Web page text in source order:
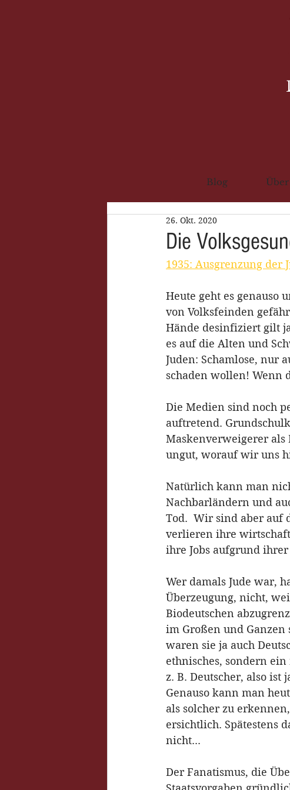
Blog Über
Die
26. Okt. 2020
1935: Ausgrenzung der
Heute geht es genauso
von Volksfeinden
Hände desinfiziert gilt
es auf die Alten und
Juden: Schamlose, nur
schaden wollen! Wenn
Die Medien sind noch
auftretend.
Maskenverweigerer als
ungut, worauf wir uns
Natürlich kann man
Nachbarländern und
Tod.  Wir sind aber auf
verlieren ihre
ihre Jobs aufgrund
Wer damals Jude war,
Überzeugung, nicht,
Biodeutschen
im Großen und Ganzen
waren sie ja auch
ethnisches, sondern
z. B. Deutscher, also ist
Genauso kann man
als solcher zu
ersichtlich. Spätestens
nicht...
Der Fanatismus, die